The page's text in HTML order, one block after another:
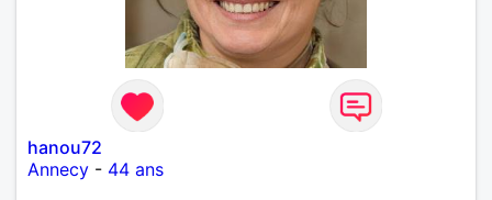
hanou72
Annecy - 44 ans